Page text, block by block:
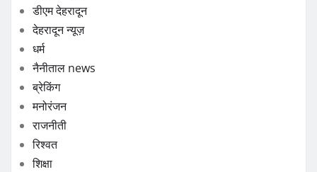
डीएम देहरादून
देहरादून न्यूज़
धर्म
नैनीताल news
ब्रेकिंग
मनोरंजन
राजनीती
रिश्वत
शिक्षा